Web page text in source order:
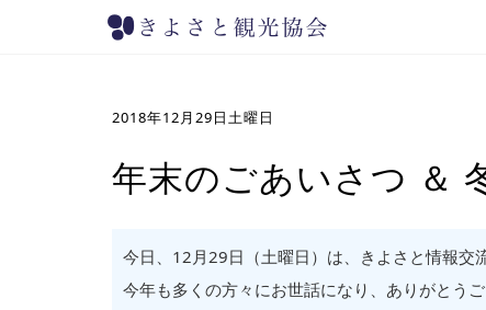
2018年12月29日土曜日
年末のごあいさつ ＆
今日、12月29日（土曜日）は、きよさと情報交
今年も多くの方々にお世話になり、ありがとうご